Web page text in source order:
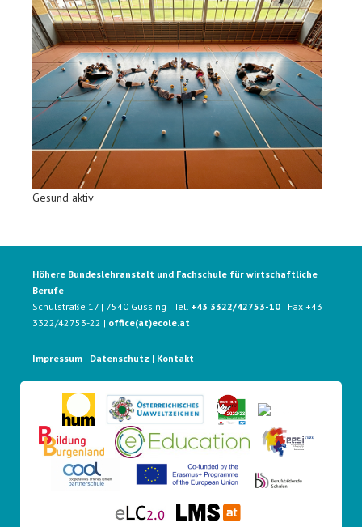
Gesund aktiv
Höhere Bundeslehranstalt und Fachschule für wirtschaftliche
Berufe
Schulstraße 17 | 7540 Güssing | Tel. +43 3322/42753-10 | Fax +43
3322/42753-22 | office(at)ecole.at
Impressum | Datenschutz | Kontakt